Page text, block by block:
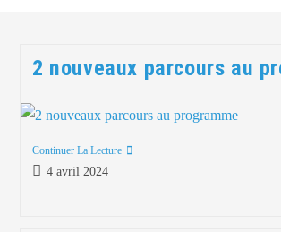
2 nouveaux parcours au
Continuer La Lecture
4 avril 2024